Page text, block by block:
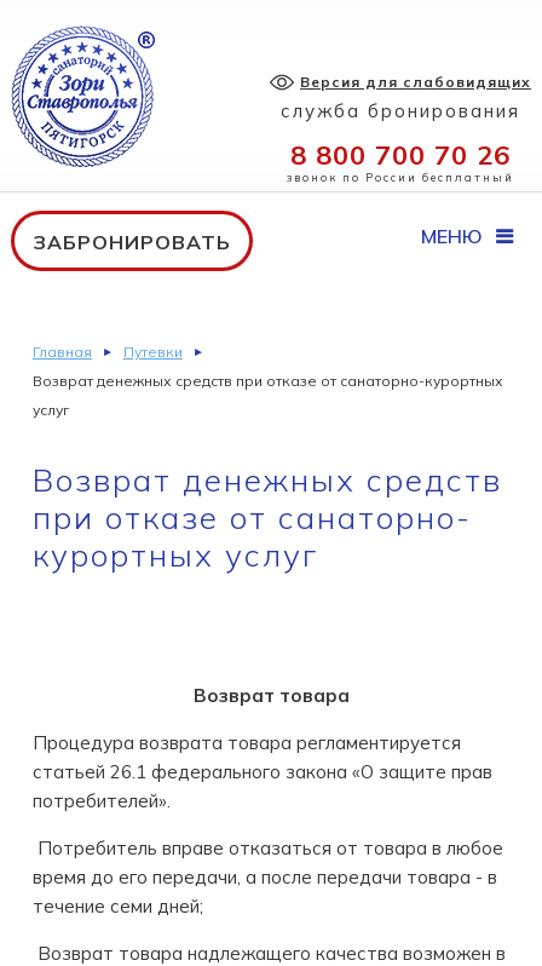
Версия для слабовидящих
служба бронирования
8 800 700 70 26
звонок по России бесплатный
ЗАБРОНИРОВАТЬ МЕНЮ
Главная
Путевки
Возврат денежных средств при отказе от санаторно-курортных
услуг
Возврат денежных средств
при отказе от санаторно-
курортных услуг
Возврат товара
Процедура возврата товара регламентируется
статьей 26.1 федерального закона «О защите прав
потребителей».
Потребитель вправе отказаться от товара в любое
время до его передачи, а после передачи товара - в
течение семи дней;
Возврат товара надлежащего качества возможен в